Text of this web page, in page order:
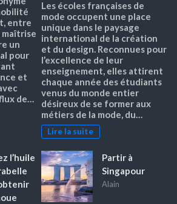
entre
un
pour
et
de…
Les écoles françaises de
mode occupent une place
unique dans le paysage
international de la création
et du design. Reconnues pour
l’excellence de leur
enseignement, elles attirent
chaque année des étudiants
venus du monde entier
désireux de se former aux
métiers de la mode, du…
Lire la suite
l’huile
Partir à
Singapour
Alain